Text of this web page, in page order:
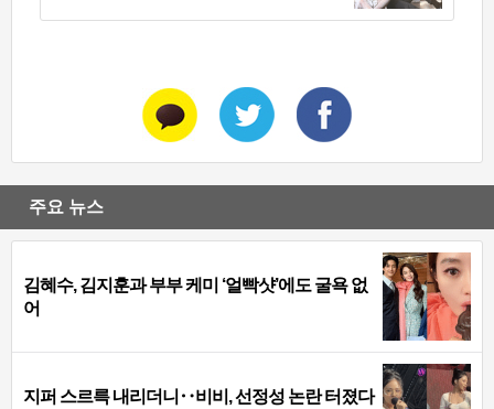
주요 뉴스
김혜수, 김지훈과 부부 케미 ‘얼빡샷’에도 굴욕 없
어
지퍼 스르륵 내리더니‥비비, 선정성 논란 터졌다